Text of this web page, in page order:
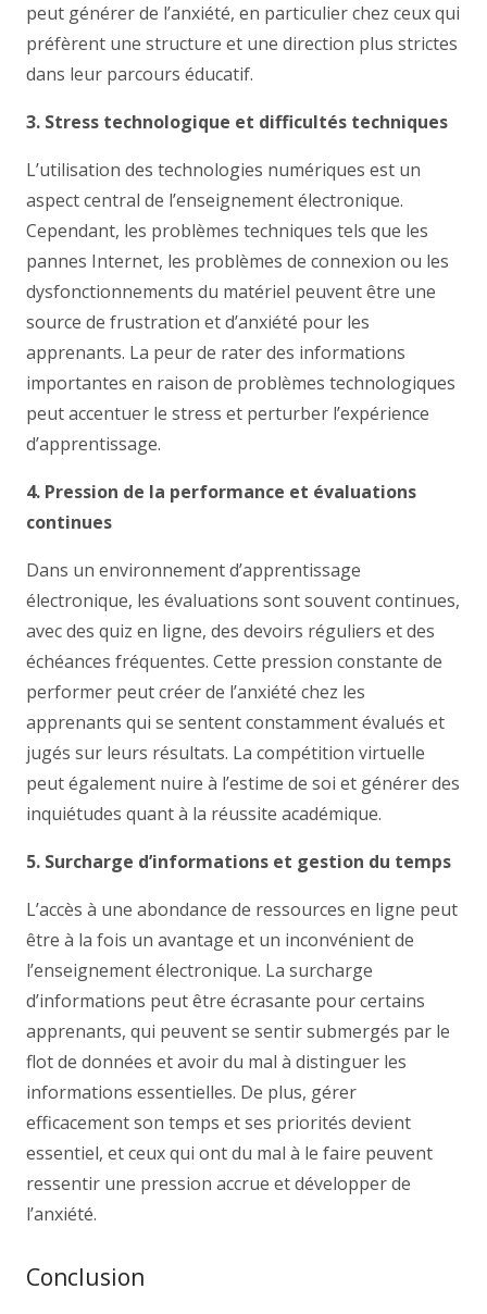
peut générer de l’anxiété, en particulier chez ceux qui
préfèrent une structure et une direction plus strictes
dans leur parcours éducatif.
3. Stress technologique et difficultés techniques
L’utilisation des technologies numériques est un
aspect central de l’enseignement électronique.
Cependant, les problèmes techniques tels que les
pannes Internet, les problèmes de connexion ou les
dysfonctionnements du matériel peuvent être une
source de frustration et d’anxiété pour les
apprenants. La peur de rater des informations
importantes en raison de problèmes technologiques
peut accentuer le stress et perturber l’expérience
d’apprentissage.
4. Pression de la performance et évaluations
continues
Dans un environnement d’apprentissage
électronique, les évaluations sont souvent continues,
avec des quiz en ligne, des devoirs réguliers et des
échéances fréquentes. Cette pression constante de
performer peut créer de l’anxiété chez les
apprenants qui se sentent constamment évalués et
jugés sur leurs résultats. La compétition virtuelle
peut également nuire à l’estime de soi et générer des
inquiétudes quant à la réussite académique.
5. Surcharge d’informations et gestion du temps
L’accès à une abondance de ressources en ligne peut
être à la fois un avantage et un inconvénient de
l’enseignement électronique. La surcharge
d’informations peut être écrasante pour certains
apprenants, qui peuvent se sentir submergés par le
flot de données et avoir du mal à distinguer les
informations essentielles. De plus, gérer
efficacement son temps et ses priorités devient
essentiel, et ceux qui ont du mal à le faire peuvent
ressentir une pression accrue et développer de
l’anxiété.
Conclusion